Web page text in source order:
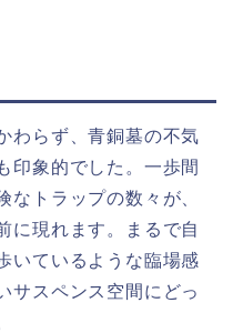
わらず、青銅墓の不気
印象的でした。一歩間
なトラップの数々が、
に現れます。まるで自
いているような臨場感
サスペンス空間にどっ